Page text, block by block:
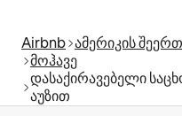
Airbnb ამერიკის
მოჰავე
დასაქირავებელი
აუზით